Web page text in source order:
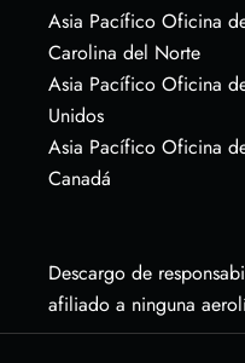
Asia Pacífico Oficina
Carolina del Norte
Asia Pacífico Oficina
Unidos
Asia Pacífico Oficina
Canadá
Descargo de
afiliado a ninguna